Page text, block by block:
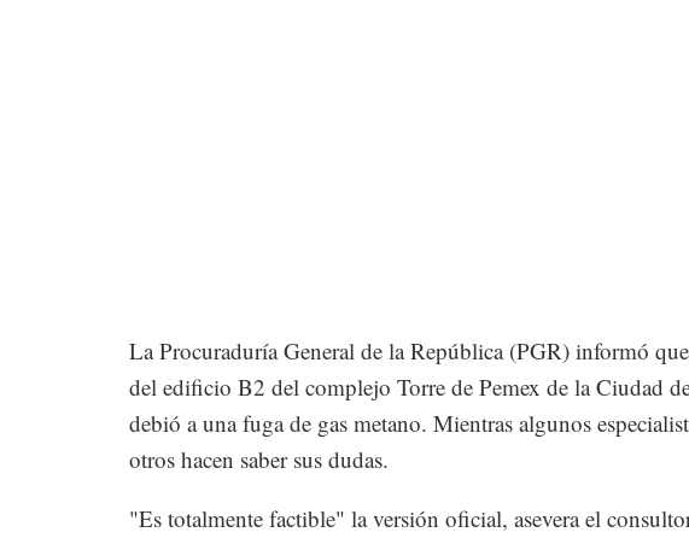
La Procuraduría General de la República (PGR) informó
del edificio B2 del complejo Torre de Pemex de la Ciudad
debió a una fuga de gas metano. Mientras algunos
otros hacen saber sus dudas.
"Es totalmente factible" la versión oficial, asevera el